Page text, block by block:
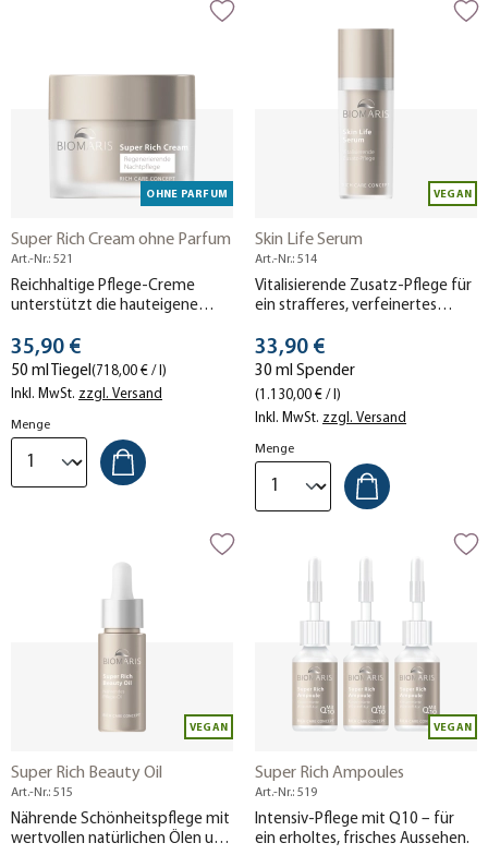
OHNE PARFUM
Super Rich Cream ohne Parfum
Art.-Nr.: 521
Reichhaltige Pflege-Creme
unterstützt die hauteigene
regeneriert die Haut über Nacht
und spendet spürbar
Feuchtigkeit. Ohne Parfum.
Stückpreis
35,90 €
50 ml Tiegel (718,00 € / l)
Inkl. MwSt. zzgl. Versand
Menge
VEGAN
Skin Life Serum
Art.-Nr.: 514
Vitalisierende Zusatz-Pflege für
ein strafferes, verfeinertes
Stückpreis
33,90 €
30 ml Spender
(1.130,00 € / l)
Inkl. MwSt. zzgl. Versand
Menge
VEGAN
Super Rich Beauty Oil
Art.-Nr.: 515
Nährende Schönheitspflege mit
wertvollen natürlichen Ölen und
VEGAN
Super Rich Ampoules
Art.-Nr.: 519
Intensiv-Pflege mit Q10 – für
ein erholtes, frisches Aussehen.